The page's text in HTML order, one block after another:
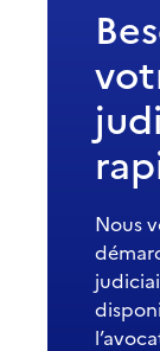
Nous